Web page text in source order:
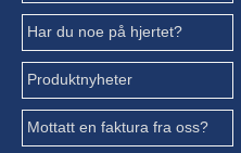
Har du noe på hjertet?
Produktnyheter
Mottatt en faktura fra oss?